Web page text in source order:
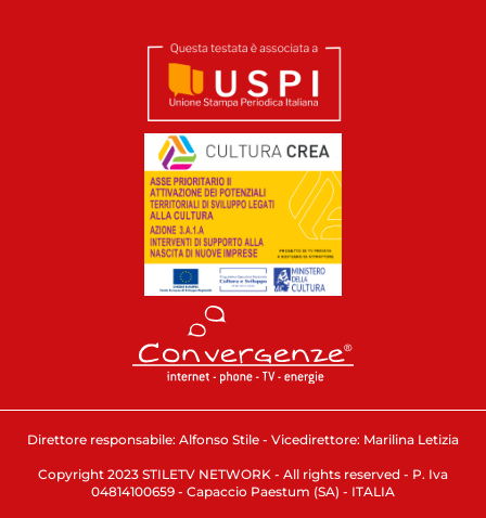
Direttore responsabile: Alfonso Stile - Vicedirettore: Marilina Letizia
Copyright 2023 STILETV NETWORK - All rights reserved - P. Iva
04814100659 - Capaccio Paestum (SA) - ITALIA